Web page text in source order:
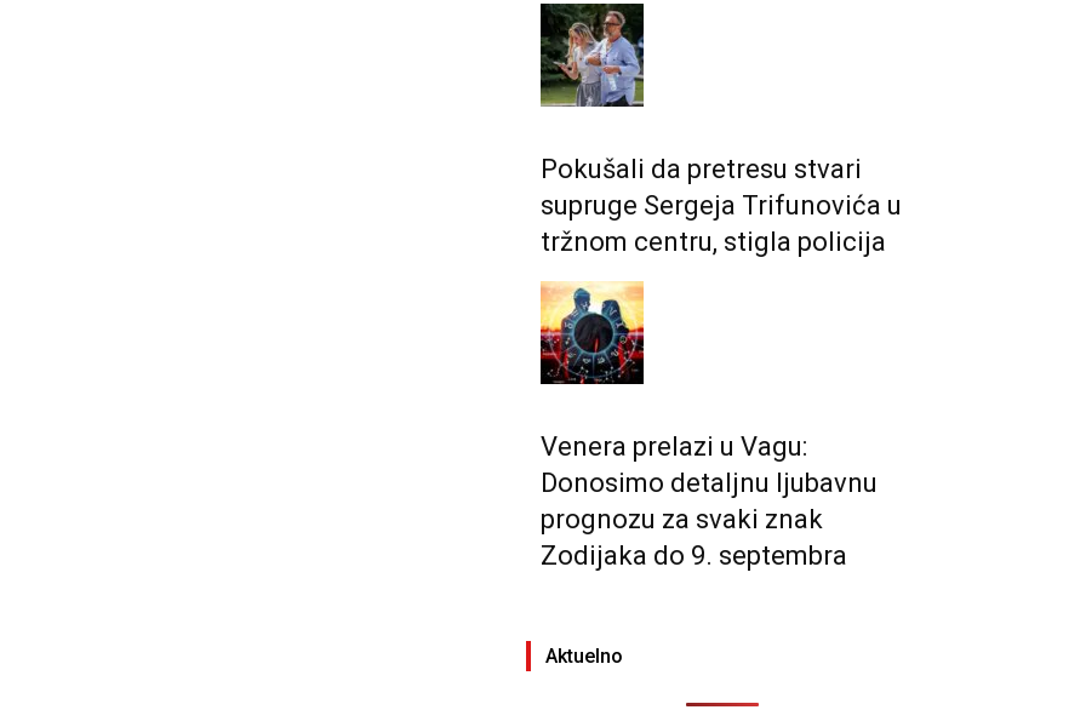
Pokušali da pretresu stvari
supruge Sergeja Trifunovića u
tržnom centru, stigla policija
Venera prelazi u Vagu:
Donosimo detaljnu ljubavnu
prognozu za svaki znak
Zodijaka do 9. septembra
Aktuelno